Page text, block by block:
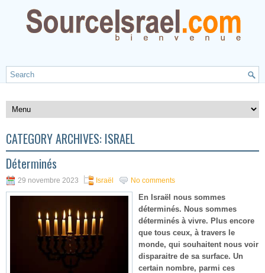
CATEGORY ARCHIVES: ISRAËL
Déterminés
29 novembre 2023 Israël No comments
En Israël nous sommes
déterminés. Nous sommes
déterminés à vivre. Plus encore
que tous ceux, à travers le
monde, qui souhaitent nous voir
disparaitre de sa surface. Un
certain nombre, parmi ces